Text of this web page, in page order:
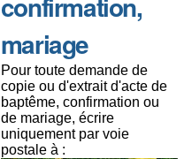
mariage
Pour toute demande de
copie ou d'extrait d'acte de
baptême, confirmation ou
de mariage, écrire
uniquement par voie
postale à :